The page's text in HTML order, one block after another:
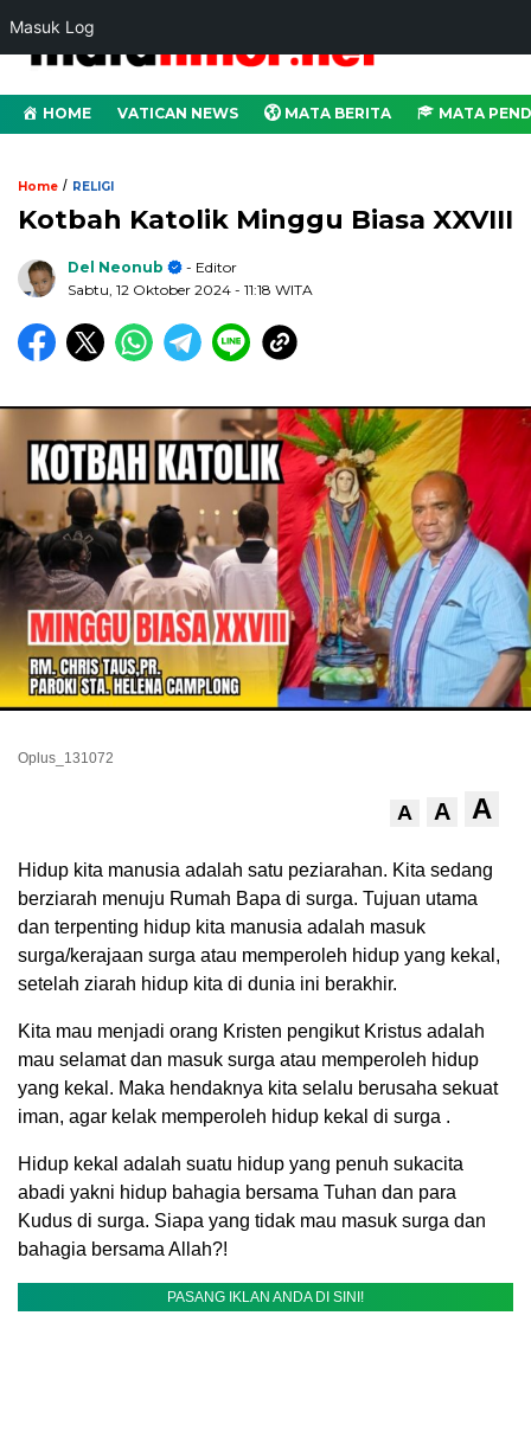
Masuk Log
HOME VATICAN NEWS MATA BERITA MATA
Home / RELIGI
Kotbah Katolik Minggu Biasa XXVIII
Del Neonub
- Editor
Sabtu, 12 Oktober 2024 - 11:18 WITA
Oplus_131072
A A A
Hidup kita manusia adalah satu peziarahan. Kita sedang
berziarah menuju Rumah Bapa di surga. Tujuan utama
dan terpenting hidup kita manusia adalah masuk
surga/kerajaan surga atau memperoleh hidup yang kekal,
setelah ziarah hidup kita di dunia ini berakhir.
Kita mau menjadi orang Kristen pengikut Kristus adalah
mau selamat dan masuk surga atau memperoleh hidup
yang kekal. Maka hendaknya kita selalu berusaha sekuat
iman, agar kelak memperoleh hidup kekal di surga .
Hidup kekal adalah suatu hidup yang penuh sukacita
abadi yakni hidup bahagia bersama Tuhan dan para
Kudus di surga. Siapa yang tidak mau masuk surga dan
bahagia bersama Allah?!
PASANG IKLAN ANDA DI SINI!